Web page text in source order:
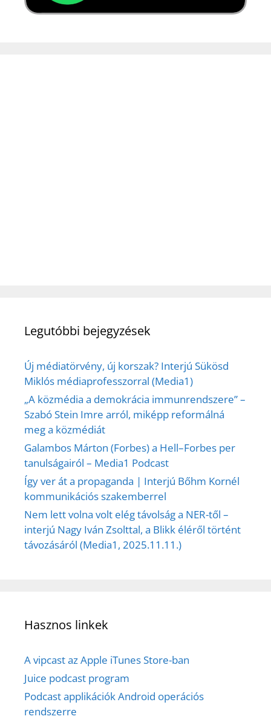
Legutóbbi bejegyzések
Új médiatörvény, új korszak? Interjú Sükösd
Miklós médiaprofesszorral (Media1)
„A közmédia a demokrácia immunrendszere” –
Szabó Stein Imre arról, miképp reformálná
meg a közmédiát
Galambos Márton (Forbes) a Hell–Forbes per
tanulságairól – Media1 Podcast
Így ver át a propaganda | Interjú Bőhm Kornél
kommunikációs szakemberrel
Nem lett volna volt elég távolság a NER-től –
interjú Nagy Iván Zsolttal, a Blikk éléről történt
távozásáról (Media1, 2025.11.11.)
Hasznos linkek
A vipcast az Apple iTunes Store-ban
Juice podcast program
Podcast applikációk Android operációs
rendszerre